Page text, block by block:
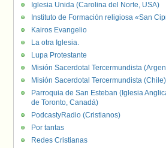
Iglesia Unida (Carolina del Norte, USA)
Instituto de Formación religiosa «San
Kairos Evangelio
La otra Iglesia.
Lupa Protestante
Misión Sacerdotal Tercermundista
Misión Sacerdotal Tercermundista (Chile)
Parroquia de San Esteban (Iglesia
de Toronto, Canadá)
PodcastyRadio (Cristianos)
Por tantas
Redes Cristianas